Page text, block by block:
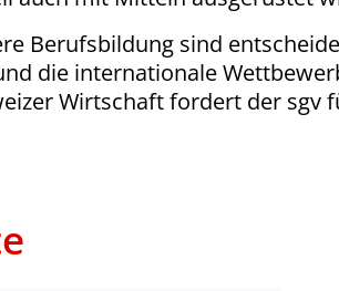
Berufsbildung sind
die internationale
Wirtschaft fordert der